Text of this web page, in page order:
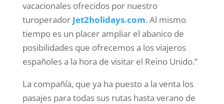
vacacionales ofrecidos por nuestro
turoperador Jet2holidays.com. Al mismo
tiempo es un placer ampliar el abanico de
posibilidades que ofrecemos a los viajeros
españoles a la hora de visitar el Reino Unido.”
La compañía, que ya ha puesto a la venta los
pasajes para todas sus rutas hasta verano de